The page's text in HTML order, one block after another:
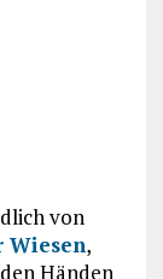
von
,
Händen